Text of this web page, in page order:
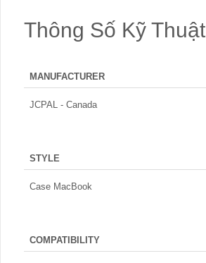
Thông Số Kỹ Thuật
MANUFACTURER
JCPAL - Canada
STYLE
Case MacBook
COMPATIBILITY